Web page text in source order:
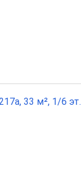
33 м², 1/6 эт.